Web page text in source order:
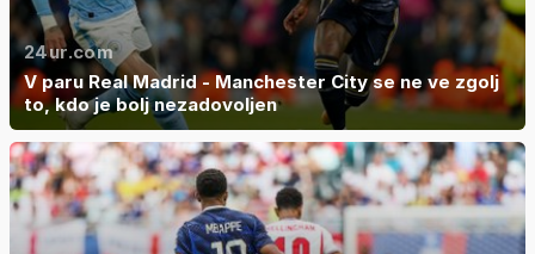
24ur.com
V paru Real Madrid - Manchester City se ne ve zgolj
to, kdo je bolj nezadovoljen